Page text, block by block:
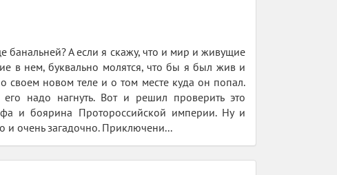
банальней? А если я скажу, что и мир и живущие
в нем, буквально молятся, что бы я был жив и
своем новом теле и о том месте куда он попал.
надо нагнуть. Вот и решил проверить это
и боярина Протороссийской империи. Ну и
и очень загадочно. Приключени...